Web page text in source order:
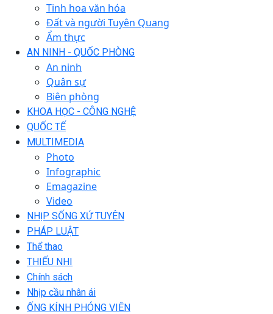
Tinh hoa văn hóa
Đất và người Tuyên Quang
Ẩm thực
AN NINH - QUỐC PHÒNG
An ninh
Quân sự
Biên phòng
KHOA HỌC - CÔNG NGHỆ
QUỐC TẾ
MULTIMEDIA
Photo
Infographic
Emagazine
Video
NHỊP SỐNG XỨ TUYÊN
PHÁP LUẬT
Thể thao
THIẾU NHI
Chính sách
Nhịp cầu nhân ái
ỐNG KÍNH PHÓNG VIÊN